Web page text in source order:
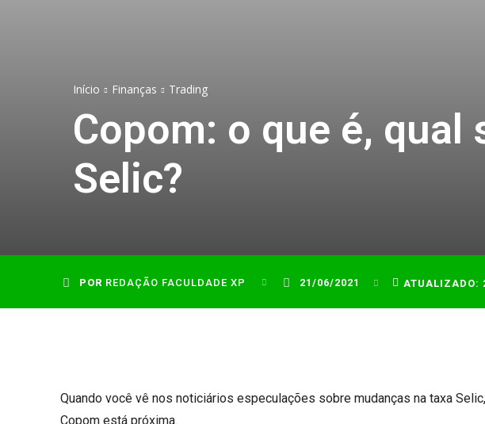
Início Finanças Trading
Copom: o que é,
Selic?
POR REDAÇÃO FACULDADE XP 21/06/2021 ATUALIZADO:
Quando você vê nos noticiários especulações sobre mudanças na taxa
Copom está próxima.